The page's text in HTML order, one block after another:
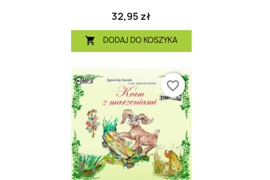
32,95 zł
 DODAJ DO KOSZYKA
favorite_border